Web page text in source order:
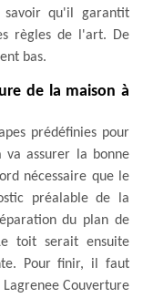
qu'il garantit
règles de l'art. De
bas.
de la maison à
prédéfinies pour
assurer la bonne
nécessaire que le
préalable de la
du plan de
toit serait ensuite
Pour finir, il faut
Couverture